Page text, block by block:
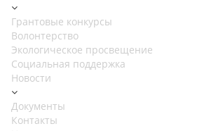
Грантовые конкурсы
Волонтерство
Экологическое просвещение
Социальная поддержка
Новости
Документы
Контакты